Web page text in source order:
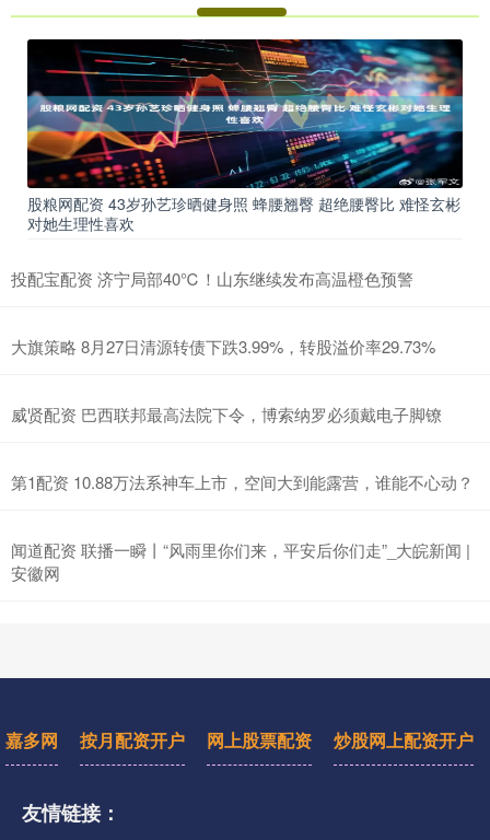
股粮网配资 43岁孙艺珍晒健身照 蜂腰翘臀 超绝腰臀比 难怪玄彬
对她生理性喜欢
投配宝配资 济宁局部40℃！山东继续发布高温橙色预警
大旗策略 8月27日清源转债下跌3.99%，转股溢价率29.73%
威贤配资 巴西联邦最高法院下令，博索纳罗必须戴电子脚镣
第1配资 10.88万法系神车上市，空间大到能露营，谁能不心动？
闻道配资 联播一瞬丨“风雨里你们来，平安后你们走”_大皖新闻 |
安徽网
嘉多网 按月配资开户 网上股票配资 炒股网上配资开户
友情链接：